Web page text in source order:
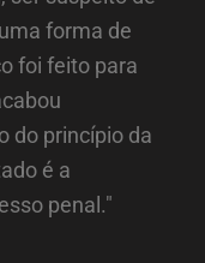
forma de
foi feito para
do princípio da
é a
penal."